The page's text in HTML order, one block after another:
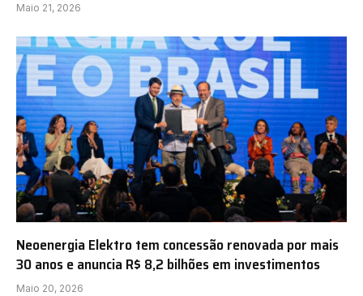
Maio 21, 2026
Neoenergia Elektro tem concessão renovada por mais
30 anos e anuncia R$ 8,2 bilhões em investimentos
Maio 20, 2026